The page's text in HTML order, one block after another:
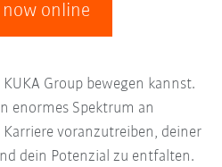
now online
Group bewegen kannst.
enormes Spektrum an
voranzutreiben, deiner
dein Potenzial zu entfalten.